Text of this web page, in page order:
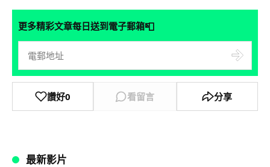
更多精彩文章每日送到電子郵箱📮
讚好0 看留言 分享
最新影片